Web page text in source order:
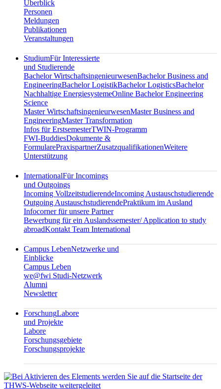
Überblick
Personen
Meldungen
Publikationen
Veranstaltungen
StudiumFür Interessierte
und Studierende
Bachelor WirtschaftsingenieurwesenBachelor Business and
EngineeringBachelor LogistikBachelor LogisticsBachelor
Nachhaltige EnergiesystemeOnline Bachelor Engineering
Science
Master WirtschaftsingenieurwesenMaster Business and
EngineeringMaster Transformation
Infos für ErstsemesterTWIN-Programm
FWI-BuddiesDokumente &
FormularePraxispartnerZusatzqualifikationenWeitere
Unterstützung
InternationalFür Incomings
und Outgoings
Incoming VollzeitstudierendeIncoming Austauschstudierende
Outgoing AustauschstudierendePraktikum im Ausland
Infocorner für unsere Partner
Bewerbung für ein Auslandssemester/ Application to study
abroadKontakt Team International
Campus LebenNetzwerke und
Einblicke
Campus Leben
we@fwi Studi-Netzwerk
Alumni
Newsletter
ForschungLabore
und Projekte
Labore
Forschungsgebiete
Forschungsprojekte